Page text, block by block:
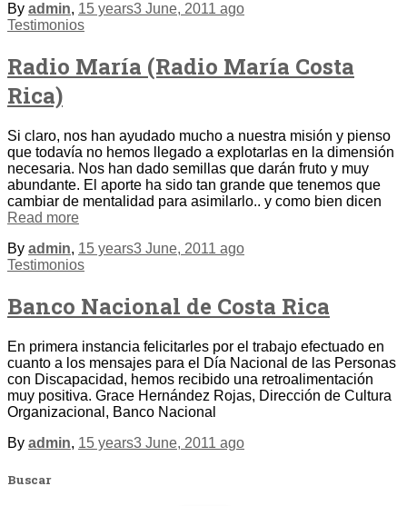
By admin, 15 years3 June, 2011 ago
Testimonios
Radio María (Radio María Costa
Rica)
Si claro, nos han ayudado mucho a nuestra misión y pienso
que todavía no hemos llegado a explotarlas en la dimensión
necesaria. Nos han dado semillas que darán fruto y muy
abundante. El aporte ha sido tan grande que tenemos que
cambiar de mentalidad para asimilarlo.. y como bien dicen
Read more
By admin, 15 years3 June, 2011 ago
Testimonios
Banco Nacional de Costa Rica
En primera instancia felicitarles por el trabajo efectuado en
cuanto a los mensajes para el Día Nacional de las Personas
con Discapacidad, hemos recibido una retroalimentación
muy positiva. Grace Hernández Rojas, Dirección de Cultura
Organizacional, Banco Nacional
By admin, 15 years3 June, 2011 ago
Buscar